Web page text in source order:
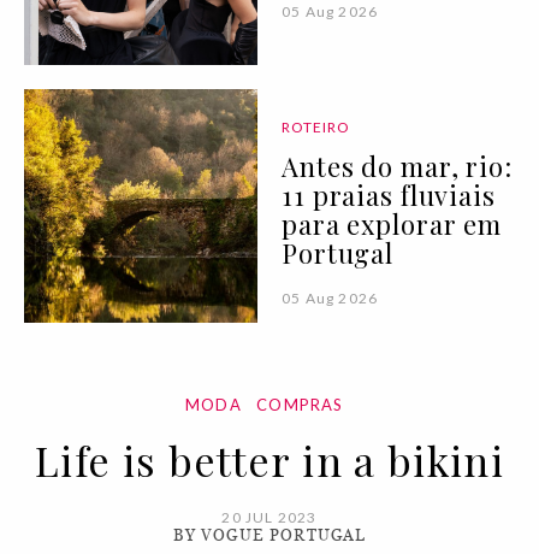
05 Aug 2026
ROTEIRO
Antes do mar, rio:
11 praias fluviais
para explorar em
Portugal
05 Aug 2026
MODA COMPRAS
Life is better in a bikini
20 JUL 2023
BY VOGUE PORTUGAL